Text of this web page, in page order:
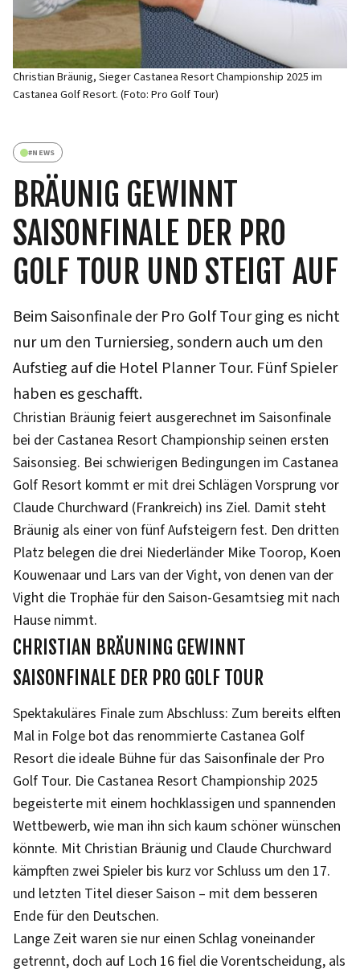
Christian Bräunig, Sieger Castanea Resort Championship 2025 im
Castanea Golf Resort. (Foto: Pro Golf Tour)
#NEWS
BRÄUNIG GEWINNT
SAISONFINALE DER PRO
GOLF TOUR UND STEIGT AUF
Beim Saisonfinale der Pro Golf Tour ging es nicht
nur um den Turniersieg, sondern auch um den
Aufstieg auf die Hotel Planner Tour. Fünf Spieler
haben es geschafft.
Christian Bräunig feiert ausgerechnet im Saisonfinale
bei der Castanea Resort Championship seinen ersten
Saisonsieg. Bei schwierigen Bedingungen im Castanea
Golf Resort kommt er mit drei Schlägen Vorsprung vor
Claude Churchward (Frankreich) ins Ziel. Damit steht
Bräunig als einer von fünf Aufsteigern fest. Den dritten
Platz belegen die drei Niederländer Mike Toorop, Koen
Kouwenaar und Lars van der Vight, von denen van der
Vight die Trophäe für den Saison-Gesamtsieg mit nach
Hause nimmt.
CHRISTIAN BRÄUNING GEWINNT
SAISONFINALE DER PRO GOLF TOUR
Spektakuläres Finale zum Abschluss: Zum bereits elften
Mal in Folge bot das renommierte Castanea Golf
Resort die ideale Bühne für das Saisonfinale der Pro
Golf Tour. Die Castanea Resort Championship 2025
begeisterte mit einem hochklassigen und spannenden
Wettbewerb, wie man ihn sich kaum schöner wünschen
könnte. Mit Christian Bräunig und Claude Churchward
kämpften zwei Spieler bis kurz vor Schluss um den 17.
und letzten Titel dieser Saison – mit dem besseren
Ende für den Deutschen.
Lange Zeit waren sie nur einen Schlag voneinander
getrennt, doch auf Loch 16 fiel die Vorentscheidung, als